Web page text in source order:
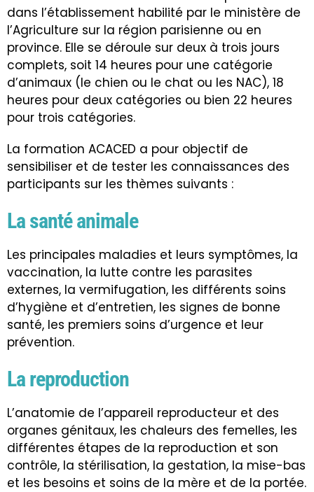
dans l’établissement habilité par le ministère de
l’Agriculture sur la région parisienne ou en
province. Elle se déroule sur deux à trois jours
complets, soit 14 heures pour une catégorie
d’animaux (le chien ou le chat ou les NAC), 18
heures pour deux catégories ou bien 22 heures
pour trois catégories.
La formation ACACED a pour objectif de
sensibiliser et de tester les connaissances des
participants sur les thèmes suivants :
La santé animale
Les principales maladies et leurs symptômes, la
vaccination, la lutte contre les parasites
externes, la vermifugation, les différents soins
d’hygiène et d’entretien, les signes de bonne
santé, les premiers soins d’urgence et leur
prévention.
La reproduction
L’anatomie de l’appareil reproducteur et des
organes génitaux, les chaleurs des femelles, les
différentes étapes de la reproduction et son
contrôle, la stérilisation, la gestation, la mise-bas
et les besoins et soins de la mère et de la portée.